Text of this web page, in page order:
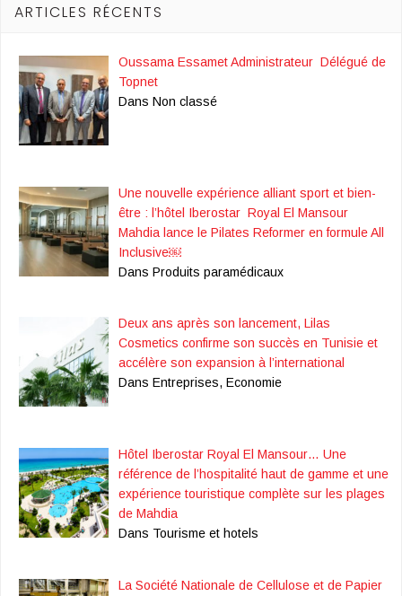
ARTICLES RÉCENTS
Oussama Essamet Administrateur Délégué de
Topnet
Dans Non classé
Une nouvelle expérience alliant sport et bien-
être : l’hôtel Iberostar Royal El Mansour
Mahdia lance le Pilates Reformer en formule All
Inclusive￼
Dans Produits paramédicaux
Deux ans après son lancement, Lilas
Cosmetics confirme son succès en Tunisie et
accélère son expansion à l’international
Dans Entreprises, Economie
Hôtel Iberostar Royal El Mansour… Une
référence de l’hospitalité haut de gamme et une
expérience touristique complète sur les plages
de Mahdia
Dans Tourisme et hotels
La Société Nationale de Cellulose et de Papier